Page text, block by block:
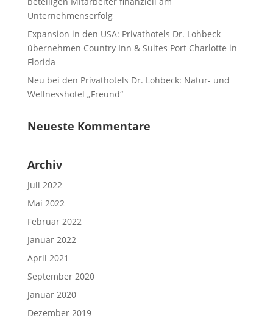
Unternehmenserfolg
Expansion in den USA: Privathotels Dr. Lohbeck
übernehmen Country Inn & Suites Port Charlotte in
Florida
Neu bei den Privathotels Dr. Lohbeck: Natur- und
Wellnesshotel „Freund“
Neueste Kommentare
Archiv
Juli 2022
Mai 2022
Februar 2022
Januar 2022
April 2021
September 2020
Januar 2020
Dezember 2019